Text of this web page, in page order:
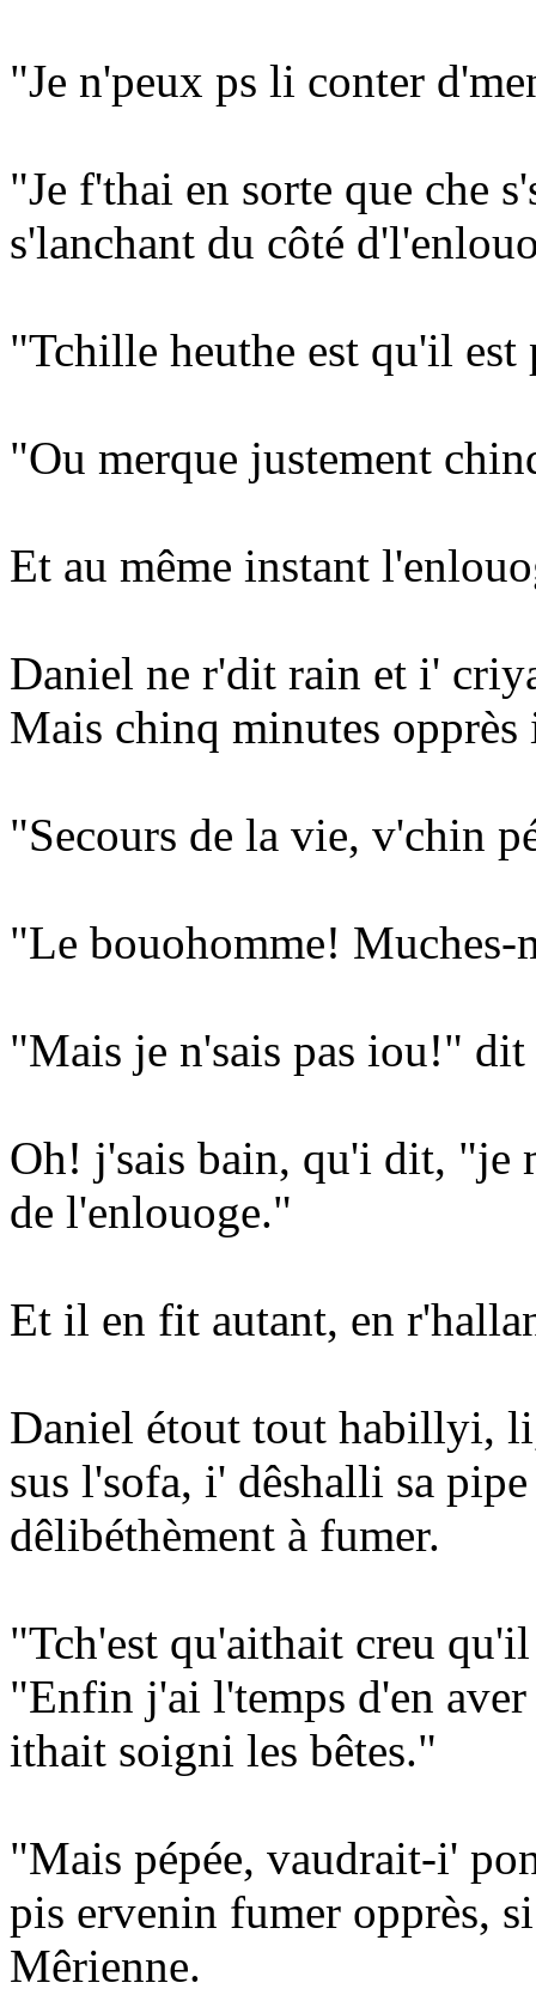
"Je n'peux ps li conter
"Je f'thai en sorte que che
s'lanchant du côté
"Tchille heuthe est qu'il
"Ou merque justement
Et au même instant
Daniel ne r'dit rain et i'
Mais chinq minutes
"Secours de la vie, v'chin
"Le bouohomme! Muches-
"Mais je n'sais pas iou!"
Oh! j'sais bain, qu'i dit, "je
de l'enlouoge."
Et il en fit autant, en
Daniel étout tout habillyi,
sus l'sofa, i' dêshalli sa
dêlibéthèment à fumer.
"Tch'est qu'aithait creu
"Enfin j'ai l'temps d'en
ithait soigni les bêtes."
"Mais pépée, vaudrait-i'
pis ervenin fumer opprès,
Mêrienne.